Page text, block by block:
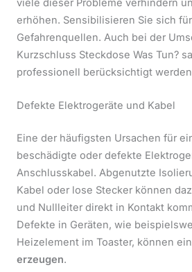
viele dieser Probleme verhindern
erhöhen. Sensibilisieren Sie sich
Gefahrenquellen. Auch bei der
Kurzschluss Steckdose Was Tun?
professionell berücksichtigt
Defekte Elektrogeräte und Kabel
Eine der häufigsten Ursachen für
beschädigte oder defekte
Anschlusskabel. Abgenutzte
Kabel oder lose Stecker können
und Nullleiter direkt in Kontakt
Defekte in Geräten, wie
Heizelement im Toaster, können
erzeugen.